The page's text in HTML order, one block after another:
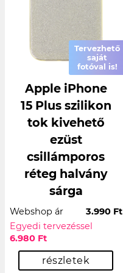
Tervezhető
saját
fotóval is!
Apple iPhone
15 Plus szilikon
tok kivehető
ezüst
csillámporos
réteg halvány
sárga
Webshop ár
3.990 Ft
Egyedi tervezéssel
6.980 Ft
részletek